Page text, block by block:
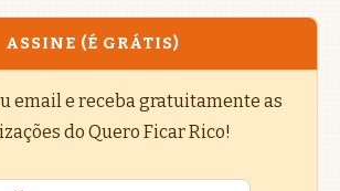
ASSINE (É GRÁTIS)
email e receba gratuitamente as
do Quero Ficar Rico!